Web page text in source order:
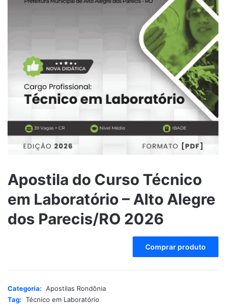
Apostila do Curso Técnico
em Laboratório – Alto Alegre
dos Parecis/RO 2026
Comprar produto
r
Categoria: Apostilas Rondônia
Tag: Técnico em Laboratório